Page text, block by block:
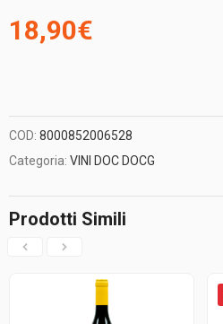
18,90€
COD: 8000852006528
Categoria: VINI DOC DOCG
Prodotti Simili